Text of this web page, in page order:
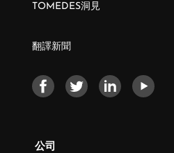
TOMEDES洞見
翻譯新聞
公司